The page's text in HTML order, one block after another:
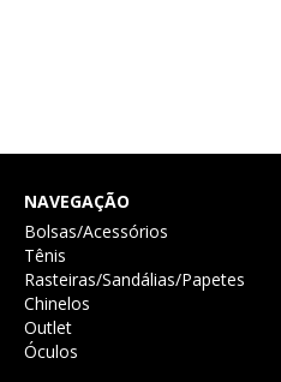
NAVEGAÇÃO
Bolsas/Acessórios
Tênis
Rasteiras/Sandálias/Papetes
Chinelos
Outlet
Óculos